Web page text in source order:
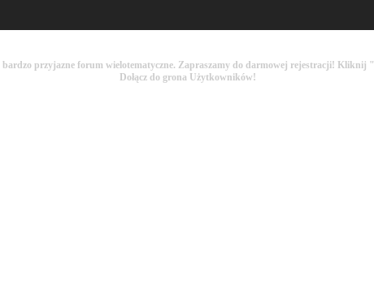
bardzo przyjazne forum wielotematyczne. Zapraszamy do darmowej rejestracji! Kliknij "
Dołącz do grona Użytkowników!